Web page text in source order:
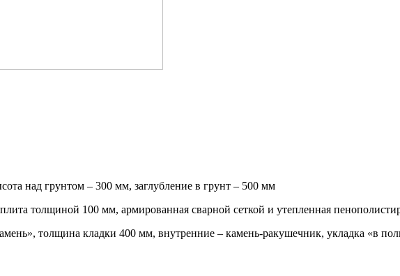
над грунтом – 300 мм, заглубление в грунт – 500 мм
толщиной 100 мм, армированная сварной сеткой и утепленная
толщина кладки 400 мм, внутренние – камень-ракушечник, укладка «в